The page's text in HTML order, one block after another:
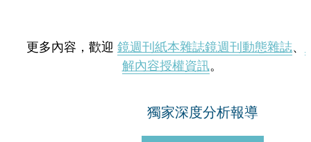
更多內容，歡迎 鏡週刊紙本雜誌鏡週刊動態雜誌、
解內容授權資訊。
獨家深度分析報導